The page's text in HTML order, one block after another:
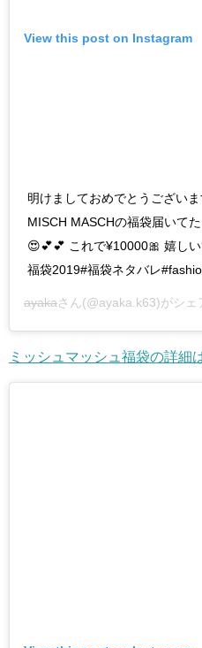
View this post on Instagram
明けましておめでとうござい
MISCH MASCHの福袋届いて
😍💕💕 これで¥10000🎀 嬉し
福袋2019#福袋ネタバレ
ayakaさん(@ayaka.k63)がシェ
ミッシュマッシュ福袋の詳細